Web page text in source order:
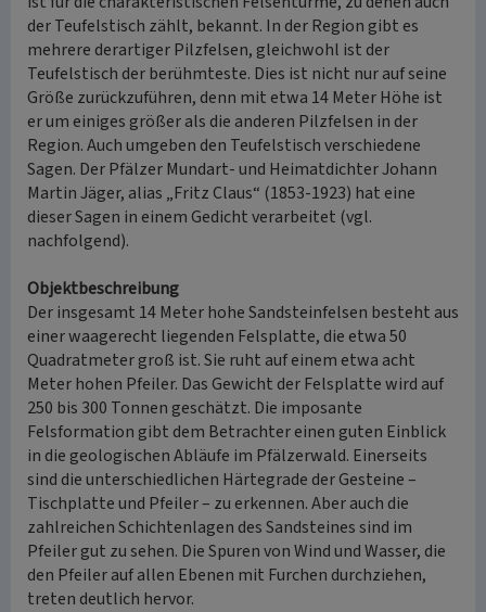
der Teufelstisch zählt, bekannt. In der Region gibt es
mehrere derartiger Pilzfelsen, gleichwohl ist der
Teufelstisch der berühmteste. Dies ist nicht nur auf seine
Größe zurückzuführen, denn mit etwa 14 Meter Höhe ist
er um einiges größer als die anderen Pilzfelsen in der
Region. Auch umgeben den Teufelstisch verschiedene
Sagen. Der Pfälzer Mundart- und Heimatdichter Johann
Martin Jäger, alias „Fritz Claus“ (1853-1923) hat eine
dieser Sagen in einem Gedicht verarbeitet (vgl.
nachfolgend).
Objektbeschreibung
Der insgesamt 14 Meter hohe Sandsteinfelsen besteht aus
einer waagerecht liegenden Felsplatte, die etwa 50
Quadratmeter groß ist. Sie ruht auf einem etwa acht
Meter hohen Pfeiler. Das Gewicht der Felsplatte wird auf
250 bis 300 Tonnen geschätzt. Die imposante
Felsformation gibt dem Betrachter einen guten Einblick
in die geologischen Abläufe im Pfälzerwald. Einerseits
sind die unterschiedlichen Härtegrade der Gesteine –
Tischplatte und Pfeiler – zu erkennen. Aber auch die
zahlreichen Schichtenlagen des Sandsteines sind im
Pfeiler gut zu sehen. Die Spuren von Wind und Wasser, die
den Pfeiler auf allen Ebenen mit Furchen durchziehen,
treten deutlich hervor.